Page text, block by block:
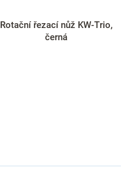
Rotační řezací nůž KW-Trio,
černá